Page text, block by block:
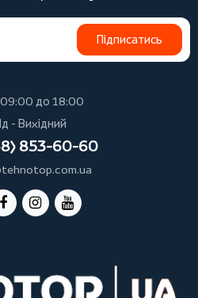
Підписатись
до 18:00
- Вихідний
853-60-60